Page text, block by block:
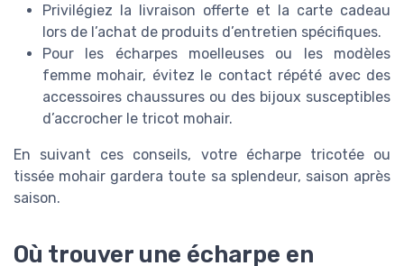
Privilégiez la livraison offerte et la carte cadeau
lors de l’achat de produits d’entretien spécifiques.
Pour les écharpes moelleuses ou les modèles
femme mohair, évitez le contact répété avec des
accessoires chaussures ou des bijoux susceptibles
d’accrocher le tricot mohair.
En suivant ces conseils, votre écharpe tricotée ou
tissée mohair gardera toute sa splendeur, saison après
saison.
Où trouver une écharpe en